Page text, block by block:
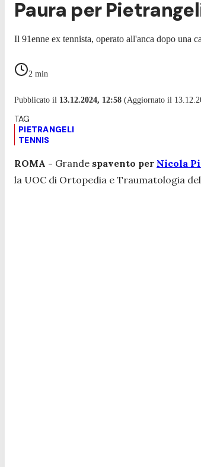
Paura per
Il 91enne ex tennista, operato all'anca dopo una
2 min
Pubblicato il 13.12.2024, 12:58 (Aggiornato il
PIETRANGELI
TENNIS
ROMA - Grande spavento per Nicola
la UOC di Ortopedia e Traumatologia